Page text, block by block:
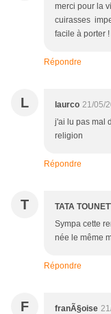
merci pour la
cuirasses
facile à porter
Répondre
L laurco 21/05/
j'ai lu pas mal
religion
Répondre
T TATA
Sympa cette
née le même
Répondre
F franÃ§oise